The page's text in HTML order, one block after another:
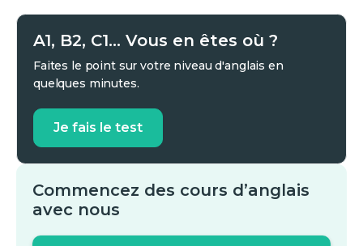
A1, B2, C1... Vous en êtes où ?
Faites le point sur votre niveau d'anglais en
quelques minutes.
Je fais le test
Commencez des cours d’anglais
avec nous